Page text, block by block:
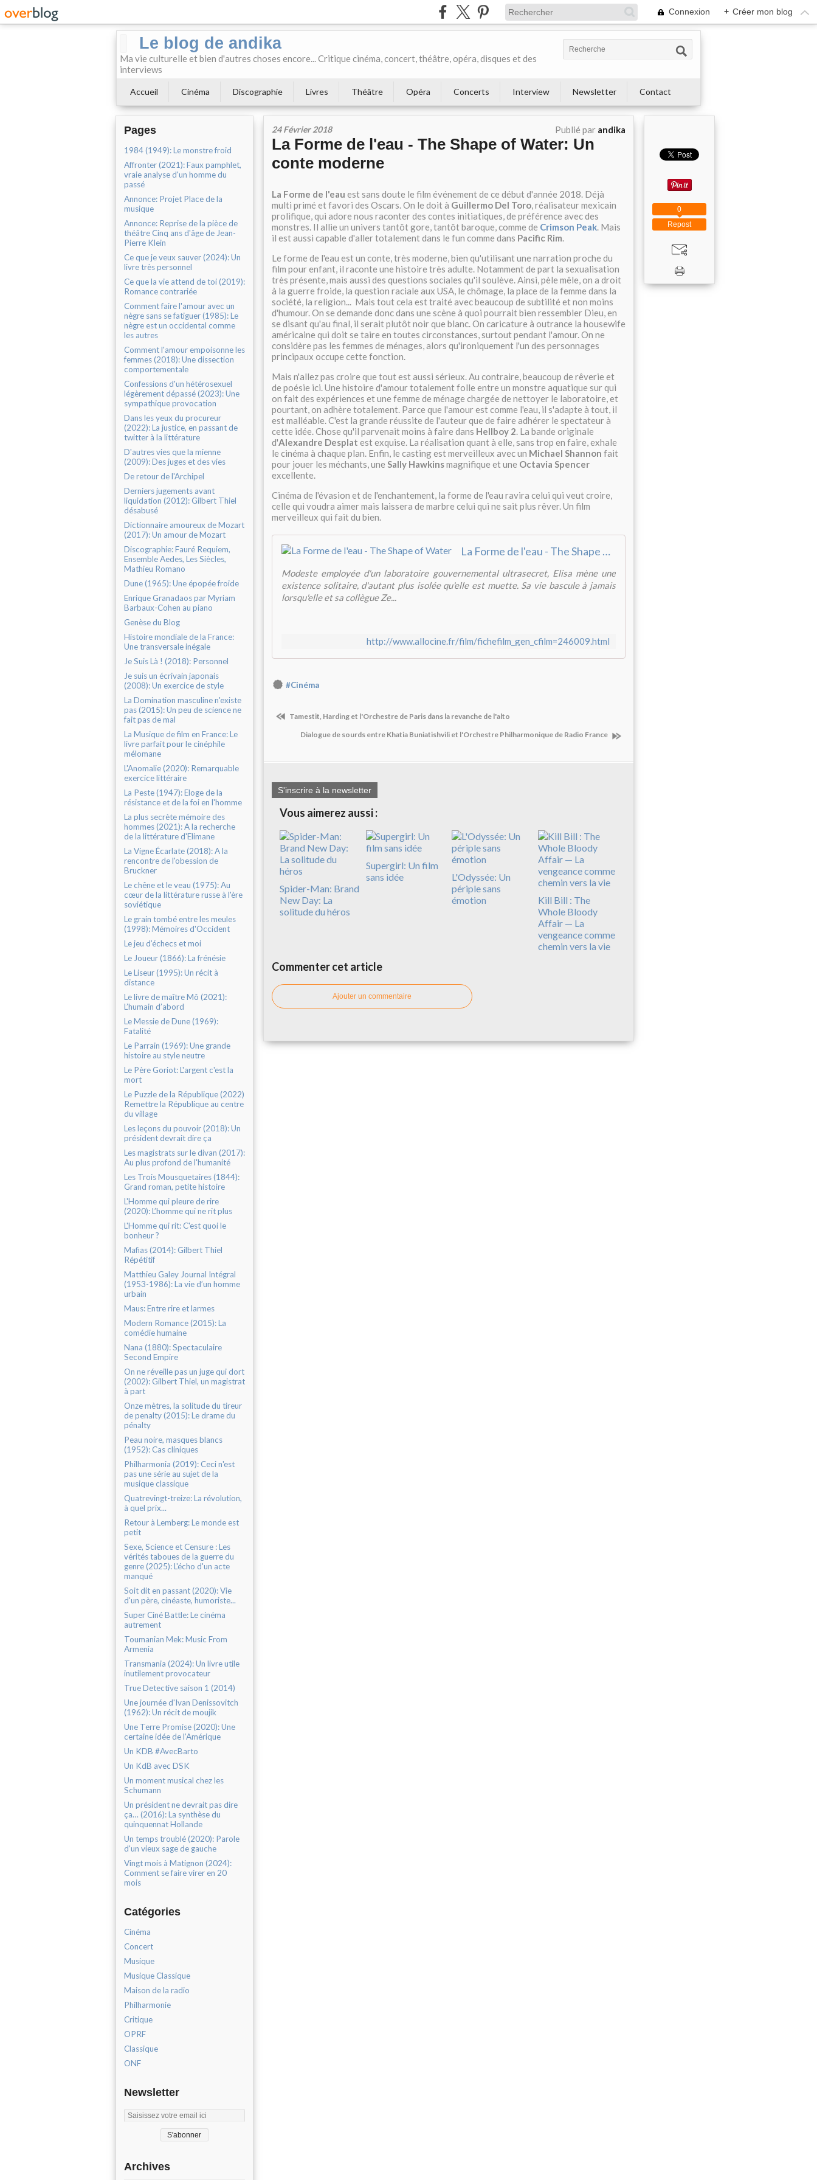
Connexion + Créer mon blog
Le blog de andika
Ma vie culturelle et bien d'autres choses encore... Critique cinéma, concert, théâtre, opéra, disques et des
interviews
Accueil Cinéma Discographie Livres Théâtre Opéra Concerts Interview Newsletter Contact
Pages
1984 (1949): Le monstre froid
Affronter (2021): Faux pamphlet,
vraie analyse d'un homme du
passé
Annonce: Projet Place de la
musique
Annonce: Reprise de la pièce de
théâtre Cinq ans d'âge de Jean-
Pierre Klein
Ce que je veux sauver (2024): Un
livre très personnel
Ce que la vie attend de toi (2019):
Romance contrariée
Comment faire l'amour avec un
nègre sans se fatiguer (1985): Le
nègre est un occidental comme
les autres
Comment l'amour empoisonne les
femmes (2018): Une dissection
comportementale
Confessions d'un hétérosexuel
légèrement dépassé (2023): Une
sympathique provocation
Dans les yeux du procureur
(2022): La justice, en passant de
twitter à la littérature
D'autres vies que la mienne
(2009): Des juges et des vies
De retour de l'Archipel
Derniers jugements avant
liquidation (2012): Gilbert Thiel
désabusé
Dictionnaire amoureux de Mozart
(2017): Un amour de Mozart
Discographie: Fauré Requiem,
Ensemble Aedes, Les Siècles,
Mathieu Romano
Dune (1965): Une épopée froide
Enrique Granadaos par Myriam
Barbaux-Cohen au piano
Genèse du Blog
Histoire mondiale de la France:
Une transversale inégale
Je Suis Là ! (2018): Personnel
Je suis un écrivain japonais
(2008): Un exercice de style
La Domination masculine n'existe
pas (2015): Un peu de science ne
fait pas de mal
La Musique de film en France: Le
livre parfait pour le cinéphile
mélomane
L'Anomalie (2020): Remarquable
exercice littéraire
La Peste (1947): Eloge de la
résistance et de la foi en l'homme
La plus secrète mémoire des
hommes (2021): A la recherche
de la littérature d'Elimane
La Vigne Écarlate (2018): A la
rencontre de l'obession de
Bruckner
Le chêne et le veau (1975): Au
cœur de la littérature russe à l'ère
soviétique
Le grain tombé entre les meules
(1998): Mémoires d'Occident
Le jeu d’échecs et moi
Le Joueur (1866): La frénésie
Le Liseur (1995): Un récit à
distance
Le livre de maître Mô (2021):
L’humain d’abord
Le Messie de Dune (1969):
Fatalité
Le Parrain (1969): Une grande
histoire au style neutre
Le Père Goriot: L'argent c'est la
mort
Le Puzzle de la République (2022)
Remettre la République au centre
du village
Les leçons du pouvoir (2018): Un
président devrait dire ça
Les magistrats sur le divan (2017):
Au plus profond de l'humanité
Les Trois Mousquetaires (1844):
Grand roman, petite histoire
L'Homme qui pleure de rire
(2020): L’homme qui ne rit plus
L'Homme qui rit: C'est quoi le
bonheur ?
Mafias (2014): Gilbert Thiel
Répétitif
Matthieu Galey Journal Intégral
(1953-1986): La vie d’un homme
urbain
Maus: Entre rire et larmes
Modern Romance (2015): La
comédie humaine
Nana (1880): Spectaculaire
Second Empire
On ne réveille pas un juge qui dort
(2002): Gilbert Thiel, un magistrat
à part
Onze mètres, la solitude du tireur
de penalty (2015): Le drame du
pénalty
Peau noire, masques blancs
(1952): Cas cliniques
Philharmonia (2019): Ceci n'est
pas une série au sujet de la
musique classique
Quatrevingt-treize: La révolution,
à quel prix...
Retour à Lemberg: Le monde est
petit
Sexe, Science et Censure : Les
vérités taboues de la guerre du
genre (2025): L'écho d'un acte
manqué
Soit dit en passant (2020): Vie
d'un père, cinéaste, humoriste...
Super Ciné Battle: Le cinéma
autrement
Toumanian Mek: Music From
Armenia
Transmania (2024): Un livre utile
inutilement provocateur
True Detective saison 1 (2014)
Une journée d'Ivan Denissovitch
(1962): Un récit de moujik
Une Terre Promise (2020): Une
certaine idée de l’Amérique
Un KDB #AvecBarto
Un KdB avec DSK
Un moment musical chez les
Schumann
Un président ne devrait pas dire
ça… (2016): La synthèse du
quinquennat Hollande
Un temps troublé (2020): Parole
d'un vieux sage de gauche
Vingt mois à Matignon (2024):
Comment se faire virer en 20
mois
Catégories
Cinéma
Concert
Musique
Musique Classique
Maison de la radio
Philharmonie
Critique
OPRF
Classique
ONF
Newsletter
Archives
24 Février 2018 Publié par andika
La Forme de l'eau - The Shape of Water: Un
conte moderne
La Forme de l'eau est sans doute le film événement de ce début d'année 2018. Déjà
multi primé et favori des Oscars. On le doit à Guillermo Del Toro, réalisateur mexicain
prolifique, qui adore nous raconter des contes initiatiques, de préférence avec des
monstres. Il allie un univers tantôt gore, tantôt baroque, comme de Crimson Peak. Mais
il est aussi capable d'aller totalement dans le fun comme dans Pacific Rim.
Le forme de l'eau est un conte, très moderne, bien qu'utilisant une narration proche du
film pour enfant, il raconte une histoire très adulte. Notamment de part la sexualisation
très présente, mais aussi des questions sociales qu'il soulève. Ainsi, pèle mêle, on a droit
à la guerre froide, la question raciale aux USA, le chômage, la place de la femme dans la
société, la religion... Mais tout cela est traité avec beaucoup de subtilité et non moins
d'humour. On se demande donc dans une scène à quoi pourrait bien ressembler Dieu, en
se disant qu'au final, il serait plutôt noir que blanc. On caricature à outrance la housewife
américaine qui doit se taire en toutes circonstances, surtout pendant l'amour. On ne
considère pas les femmes de ménages, alors qu'ironiquement l'un des personnages
principaux occupe cette fonction.
Mais n'allez pas croire que tout est aussi sérieux. Au contraire, beaucoup de rêverie et
de poésie ici. Une histoire d'amour totalement folle entre un monstre aquatique sur qui
on fait des expériences et une femme de ménage chargée de nettoyer le laboratoire, et
pourtant, on adhère totalement. Parce que l'amour est comme l'eau, il s'adapte à tout, il
est malléable. C'est la grande réussite de l'auteur que de faire adhérer le spectateur à
cette idée. Chose qu'il parvenait moins à faire dans Hellboy 2. La bande originale
d'Alexandre Desplat est exquise. La réalisation quant à elle, sans trop en faire, exhale
le cinéma à chaque plan. Enfin, le casting est merveilleux avec un Michael Shannon fait
pour jouer les méchants, une Sally Hawkinsmagnifique et une Octavia Spencer
excellente.
Cinéma de l'évasion et de l'enchantement, la forme de l'eau ravira celui qui veut croire,
celle qui voudra aimer mais laissera de marbre celui qui ne sait plus rêver. Un film
merveilleux qui fait du bien.
La Forme de l'eau - The Shape of Water
Modeste employée d'un laboratoire gouvernemental ultrasecret, Elisa mène une
existence solitaire, d'autant plus isolée qu'elle est muette. Sa vie bascule à jamais
lorsqu'elle et sa collègue Ze...
http://www.allocine.fr/film/fichefilm_gen_cfilm=246009.html
#Cinéma
Tamestit, Harding et l'Orchestre de Paris dans la revanche de l'alto
Dialogue de sourds entre Khatia Buniatishvili et l'Orchestre Philharmonique de Radio France
S'inscrire à la newsletter
Vous aimerez aussi :
Spider-Man: Brand
New Day: La
solitude du héros
Supergirl: Un film
sans idée
L'Odyssée: Un
périple sans
émotion
Kill Bill : The
Whole Bloody
Affair — La
vengeance comme
chemin vers la vie
Commenter cet article
Ajouter un commentaire
Repost
0